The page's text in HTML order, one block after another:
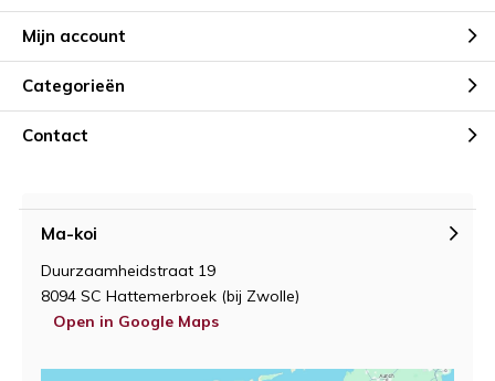
Mijn account
Categorieën
Contact
Ma-koi
Duurzaamheidstraat 19
8094 SC Hattemerbroek (bij Zwolle)
Open in Google Maps